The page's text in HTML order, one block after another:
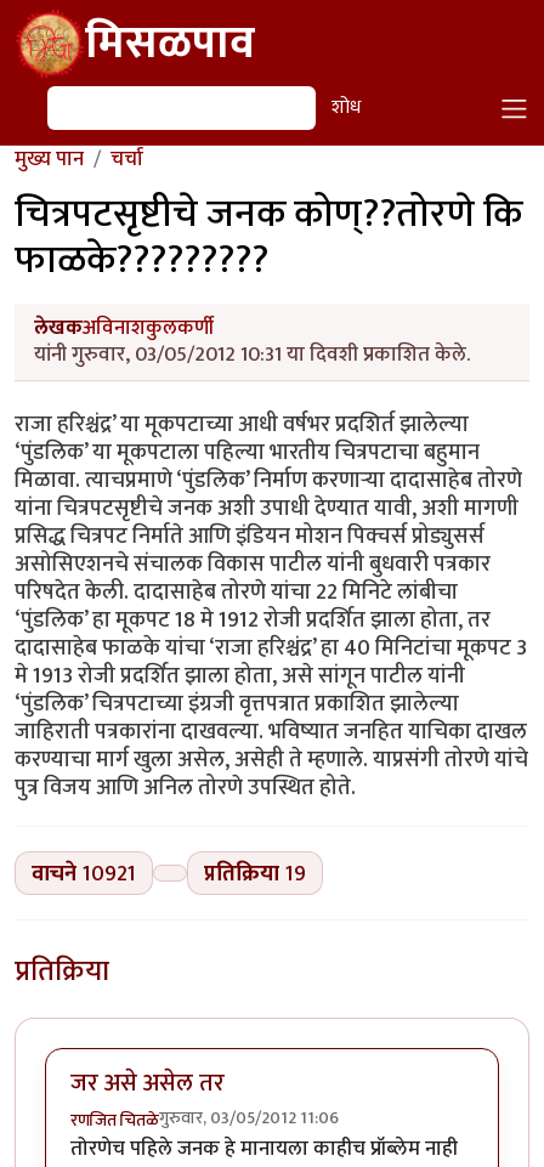
Skip to main contentमिसळपाव
शोध शोध
मुख्य पान चर्चा
चित्रपटसृष्टीचे जनक कोण्??तोरणे कि
फाळके?????????
लेखकअविनाशकुलकर्णी
यांनी गुरुवार, 03/05/2012 10:31 या दिवशी प्रकाशित केले.
राजा हरिश्चंद्र’ या मूकपटाच्या आधी वर्षभर प्रदशिर्त झालेल्या
‘पुंडलिक’ या मूकपटाला पहिल्या भारतीय चित्रपटाचा बहुमान
मिळावा. त्याचप्रमाणे ‘पुंडलिक’ निर्माण करणार्‍या दादासाहेब तोरणे
यांना चित्रपटसृष्टीचे जनक अशी उपाधी देण्यात यावी, अशी मागणी
प्रसिद्ध चित्रपट निर्माते आणि इंडियन मोशन पिक्चर्स प्रोड्युसर्स
असोसिएशनचे संचालक विकास पाटील यांनी बुधवारी पत्रकार
परिषदेत केली. दादासाहेब तोरणे यांचा 22 मिनिटे लांबीचा
‘पुंडलिक’ हा मूकपट 18 मे 1912 रोजी प्रदर्शित झाला होता, तर
दादासाहेब फाळके यांचा ‘राजा हरिश्चंद्र’ हा 40 मिनिटांचा मूकपट 3
मे 1913 रोजी प्रदर्शित झाला होता, असे सांगून पाटील यांनी
‘पुंडलिक’ चित्रपटाच्या इंग्रजी वृत्तपत्रात प्रकाशित झालेल्या
जाहिराती पत्रकारांना दाखवल्या. भविष्यात जनहित याचिका दाखल
करण्याचा मार्ग खुला असेल, असेही ते म्हणाले. याप्रसंगी तोरणे यांचे
पुत्र विजय आणि अनिल तोरणे उपस्थित होते.
वाचने10921 प्रतिक्रिया19
प्रतिक्रिया
जर असे असेल तर
रणजित चितळेगुरुवार, 03/05/2012 11:06
तोरणेच पहिले जनक हे मानायला काहीच प्रॉब्लेम नाही